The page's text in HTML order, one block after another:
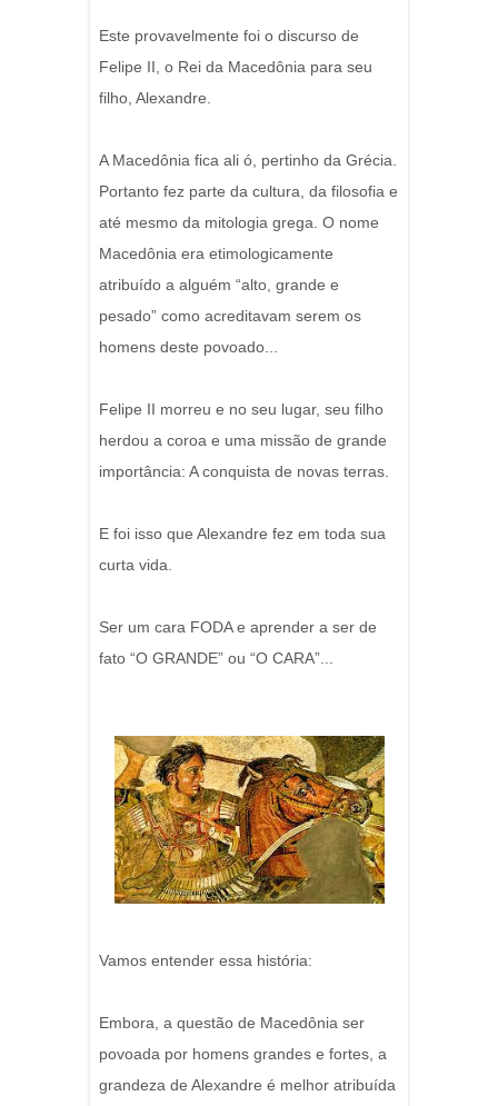
Este provavelmente foi o discurso de
Felipe II, o Rei da Macedônia para seu
filho, Alexandre.
A Macedônia fica ali ó, pertinho da Grécia.
Portanto fez parte da cultura, da filosofia e
até mesmo da mitologia grega. O nome
Macedônia era etimologicamente
atribuído a alguém “alto, grande e
pesado” como acreditavam serem os
homens deste povoado...
Felipe II morreu e no seu lugar, seu filho
herdou a coroa e uma missão de grande
importância: A conquista de novas terras.
E foi isso que Alexandre fez em toda sua
curta vida.
Ser um cara FODA e aprender a ser de
fato “O GRANDE” ou “O CARA”...
Vamos entender essa história:
Embora, a questão de Macedônia ser
povoada por homens grandes e fortes, a
grandeza de Alexandre é melhor atribuída